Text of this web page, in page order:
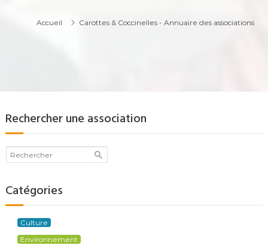
Accueil Carottes & Coccinelles - Annuaire des associations
Rechercher une association
Catégories
Culture
Environnement